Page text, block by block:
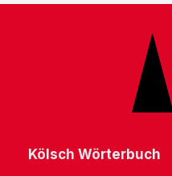
Kölsch Wörterbuch